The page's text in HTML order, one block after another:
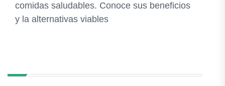
comidas saludables. Conoce sus beneficios
y la alternativas viables